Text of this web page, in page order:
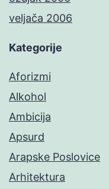
veljača 2006
Kategorije
Aforizmi
Alkohol
Ambicija
Apsurd
Arapske Poslovice
Arhitektura